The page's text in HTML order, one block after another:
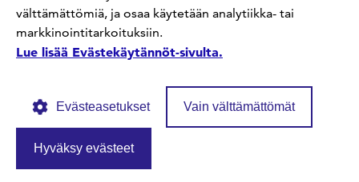
© SFS ry Tietosuojaseloste
välttämättömiä, ja osaa käytetään analytiikka- tai
markkinointitarkoituksiin.
Lue lisää Evästekäytännöt-sivulta.
Evästeasetukset Vain välttämättömät
Hyväksy evästeet